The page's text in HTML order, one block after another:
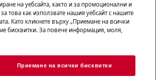
на уебсайта, както и за промоционални и
това как използвате нашия уебсайт с нашите
Като кликнете върху „Приемане на всички
бисквитки. За повече информация, моля,
Приемане на всички бисквитки